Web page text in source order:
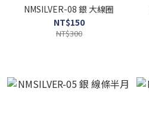
NMSILVER-08 銀 大線圈
NT$150
NT$300